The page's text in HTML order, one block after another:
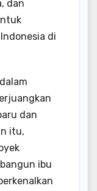
dan
di
dan
itu,
ibu